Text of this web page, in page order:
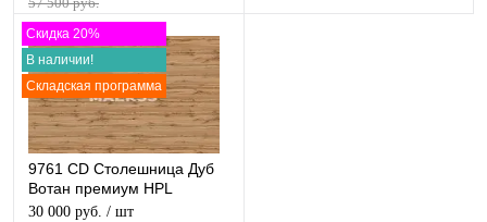
Скидка 20%
В наличии!
Складская программа
9761 CD Столешница Дуб
Вотан премиум HPL
Compact
30 000 руб. / шт